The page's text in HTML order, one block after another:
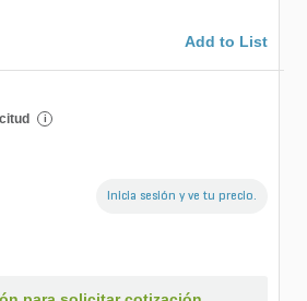
Add to List
i
Inicia sesión y ve tu precio.